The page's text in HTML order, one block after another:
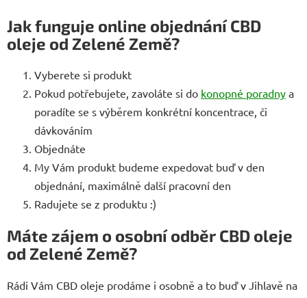
Jak funguje online objednání CBD
oleje od Zelené Země?
Vyberete si produkt
Pokud potřebujete, zavoláte si do konopné poradny a
poradíte se s výběrem konkrétní koncentrace, či
dávkováním
Objednáte
My Vám produkt budeme expedovat buď v den
objednání, maximálně další pracovní den
Radujete se z produktu :)
Máte zájem o osobní odběr CBD oleje
od Zelené Země?
Rádi Vám CBD oleje prodáme i osobně a to buď v Jihlavě na